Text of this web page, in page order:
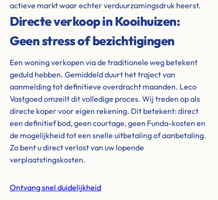
actieve markt waar echter verduurzamingsdruk heerst.
Directe verkoop in Kooihuizen:
Geen stress of bezichtigingen
Een woning verkopen via de traditionele weg betekent
geduld hebben. Gemiddeld duurt het traject van
aanmelding tot definitieve overdracht maanden. Leco
Vastgoed omzeilt dit volledige proces. Wij treden op als
directe koper voor eigen rekening. Dit betekent: direct
een definitief bod, geen courtage, geen Funda-kosten en
de mogelijkheid tot een snelle uitbetaling of aanbetaling.
Zo bent u direct verlost van uw lopende
verplaatstingskosten.
Ontvang snel duidelijkheid